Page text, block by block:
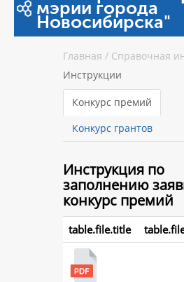
мэрии города
Новосибирска"
Главная / Справочная
Инструкции
Конкурс премий
Конкурс грантов
Инструкция по
заполнению
конкурс премий
table.file.title